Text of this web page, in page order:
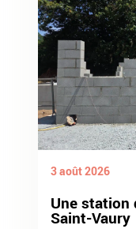
3 août 2026
Une station
Saint-Vaury